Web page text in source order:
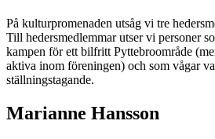
På kulturpromenaden utsåg vi tre
Till hedersmedlemmar utser vi personer
kampen för ett bilfritt Pyttebroområde
aktiva inom föreningen) och som vågar
ställningstagande.
Marianne Hansson